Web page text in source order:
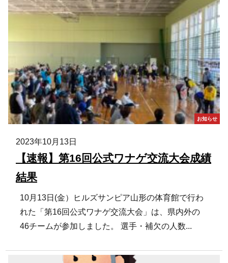
お知らせ
2023年10月13日
【速報】第16回公式ワナゲ交流大会成績
結果
10月13日(金）ヒルズサンピア山形の体育館で行わ
れた「第16回公式ワナゲ交流大会」は、県内外の
46チームが参加しました。 選手・補欠の人数...